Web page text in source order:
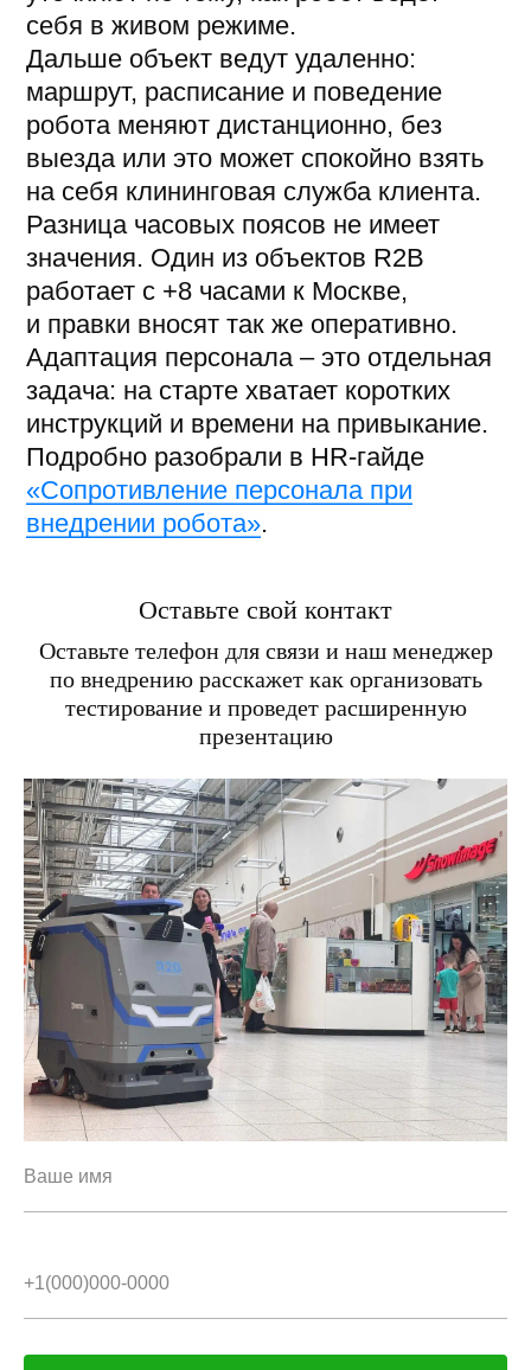
Оставьте свой контакт
Оставьте телефон для связи и наш менеджер
по внедрению расскажет как организовать
тестирование и проведет расширенную
презентацию